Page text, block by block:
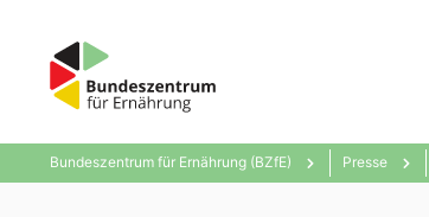
Bundeszentrum für Ernährung (BZfE) Presse